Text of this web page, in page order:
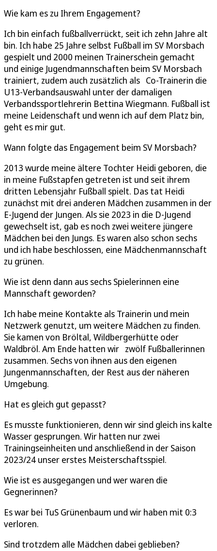
Wie kam es zu Ihrem Engagement?
Ich bin einfach fußballverrückt, seit ich zehn Jahre alt
bin. Ich habe 25 Jahre selbst Fußball im SV Morsbach
gespielt und 2000 meinen Trainerschein gemacht
und einige Jugendmannschaften beim SV Morsbach
trainiert, zudem auch zusätzlich als Co-Trainerin die
U13-Verbandsauswahl unter der damaligen
Verbandssportlehrerin Bettina Wiegmann. Fußball ist
meine Leidenschaft und wenn ich auf dem Platz bin,
geht es mir gut.
Wann folgte das Engagement beim SV Morsbach?
2013 wurde meine ältere Tochter Heidi geboren, die
in meine Fußstapfen getreten ist und seit ihrem
dritten Lebensjahr Fußball spielt. Das tat Heidi
zunächst mit drei anderen Mädchen zusammen in der
E-Jugend der Jungen. Als sie 2023 in die D-Jugend
gewechselt ist, gab es noch zwei weitere jüngere
Mädchen bei den Jungs. Es waren also schon sechs
und ich habe beschlossen, eine Mädchenmannschaft
zu grünen.
Wie ist denn dann aus sechs Spielerinnen eine
Mannschaft geworden?
Ich habe meine Kontakte als Trainerin und mein
Netzwerk genutzt, um weitere Mädchen zu finden.
Sie kamen von Bröltal, Wildbergerhütte oder
Waldbröl. Am Ende hatten wir zwölf Fußballerinnen
zusammen. Sechs von ihnen aus den eigenen
Jungenmannschaften, der Rest aus der näheren
Umgebung.
Hat es gleich gut gepasst?
Es musste funktionieren, denn wir sind gleich ins kalte
Wasser gesprungen. Wir hatten nur zwei
Trainingseinheiten und anschließend in der Saison
2023/24 unser erstes Meisterschaftsspiel.
Wie ist es ausgegangen und wer waren die
Gegnerinnen?
Es war bei TuS Grünenbaum und wir haben mit 0:3
verloren.
Sind trotzdem alle Mädchen dabei geblieben?